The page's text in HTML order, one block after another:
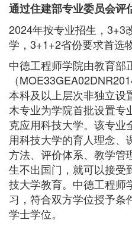
通过住建部专业委员会评
2024年按专业招生，3+3
学，3+1+2省份要求首选
中德工程师学院由教育部
（
本科及以上层次非独立设
木专业为学院首批设置专
克应用科技大学。该专业
用科技大学的育人理念、
方法、评价体系、教学管
生不出国门，就可以接受
技大学教育。中德工程师
习，符合双方学位授予条
学士学位。